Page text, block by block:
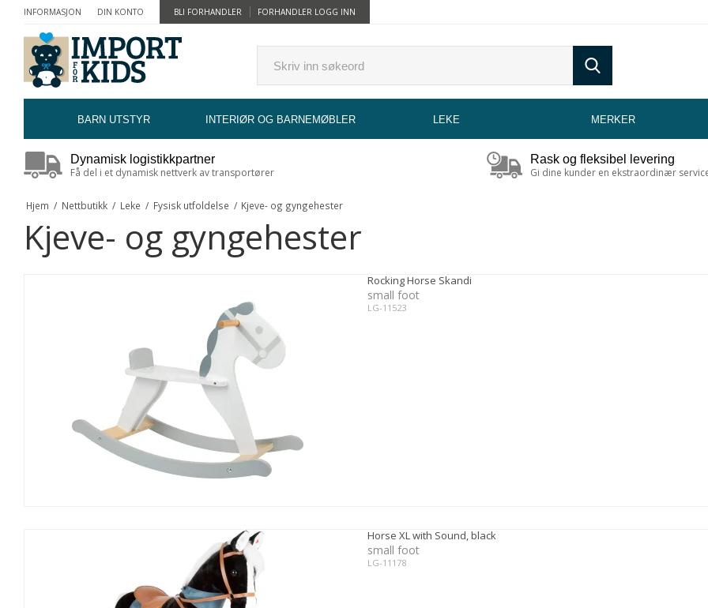
INFORMASJON DIN KONTO BLI FORHANDLER FORHANDLER LOGG INN
BARN UTSTYR INTERIØR OG BARNEMØBLER LEKE MERKER
Dynamisk logistikkpartner
Få del i et dynamisk nettverk av transportører
Rask og fleksibel levering
Gi dine kunder en ekstraordinær
Hjem / Nettbutikk / Leke / Fysisk utfoldelse / Kjeve- og gyngehester
Kjeve- og gyngehester
Rocking Horse Skandi
small foot
LG-11523
Horse XL with Sound, black
small foot
LG-11178